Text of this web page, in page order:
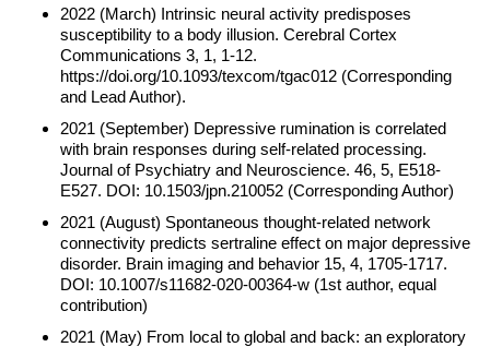
2022 (March) Intrinsic neural activity predisposes
susceptibility to a body illusion. Cerebral Cortex
Communications 3, 1, 1-12.
https://doi.org/10.1093/texcom/tgac012 (Corresponding
and Lead Author).
2021 (September) Depressive rumination is correlated
with brain responses during self-related processing.
Journal of Psychiatry and Neuroscience. 46, 5, E518-
E527. DOI: 10.1503/jpn.210052 (Corresponding Author)
2021 (August) Spontaneous thought-related network
connectivity predicts sertraline effect on major depressive
disorder. Brain imaging and behavior 15, 4, 1705-1717.
DOI: 10.1007/s11682-020-00364-w (1st author, equal
contribution)
2021 (May) From local to global and back: an exploratory